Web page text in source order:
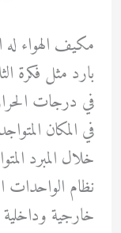
مكيف الهواء له
بارد مثل فكرة
في درجات
في المكان
خلال المبرد
نظام
خارجية وداخلية